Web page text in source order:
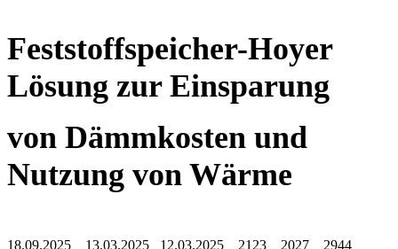
Feststoffspeicher-Hoyer
Lösung zur Einsparung
von Dämmkosten und
Nutzung von Wärme
18.09.2025 13.03.2025 12.03.2025 2123 2027 2944